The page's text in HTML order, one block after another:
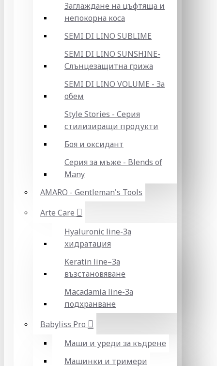
Заглаждане на цъфтяща и
непокорна коса
SEMI DI LINO SUBLIME
SEMI DI LINO SUNSHINE-
Слънцезащитна грижа
SEMI DI LINO VOLUME - За
обем
Style Stories - Серия
стилизиращи продукти
Боя и оксидант
Серия за мъже - Blends of
Many
AMARO - Gentleman's Tools
Arte Care
Hyaluronic line-За
хидратация
Keratin line–За
възстановяване
Macadamia line-За
подхранване
Babyliss Pro
Маши и уреди за къдрене
Машинки и тримери